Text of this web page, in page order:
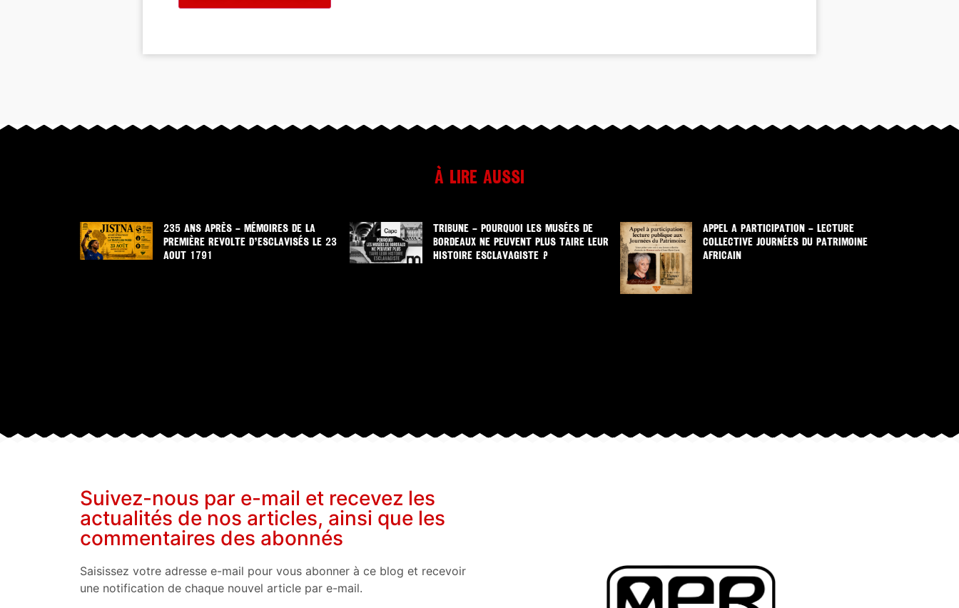
À lire aussi
235 ANS APRÈS – MÉMOIRES DE LA
PREMIÈRE REVOLTE D’ESCLAVISÉS LE 23
AOUT 1791
TRIBUNE – POURQUOI LES MUSÉES DE
BORDEAUX NE PEUVENT PLUS TAIRE LEUR
HISTOIRE ESCLAVAGISTE ?
APPEL A PARTICIPATION – LECTURE
COLLECTIVE JOURNÉES DU PATRIMOINE
AFRICAIN
Suivez-nous par e-mail et recevez les
actualités de nos articles, ainsi que les
commentaires des abonnés
Saisissez votre adresse e-mail pour vous abonner à ce blog et recevoir
une notification de chaque nouvel article par e-mail.